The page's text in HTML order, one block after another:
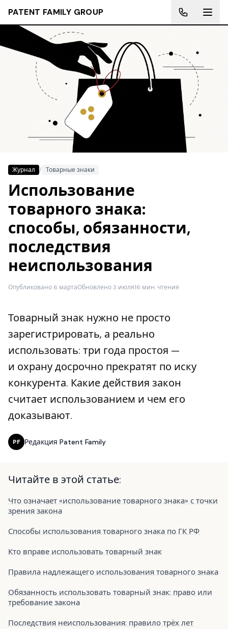
PATENT FAMILY GROUP
Журнал / Товарные знаки
Использование
товарного знака:
способы, обязанности,
последствия
неиспользования
Опубликовано 6 мартаОбновлено 3 июля16 мин. чтения
Товарный знак нужно не просто
зарегистрировать, а реально
использовать: три года простоя —
и охрану досрочно прекратят по иску
конкурента. Какие действия закон
считает использованием и чем его
доказывают.
PF Редакция Patent Family
Читайте в этой статье:
Что означает «использование товарного знака» с точки
зрения закона
Способы использования товарного знака по ГК РФ
Кто вправе использовать товарный знак
Правила надлежащего использования товарного знака
Обязанность использовать товарный знак: право или
требование закона
Последствия неиспользования: правило трёх лет